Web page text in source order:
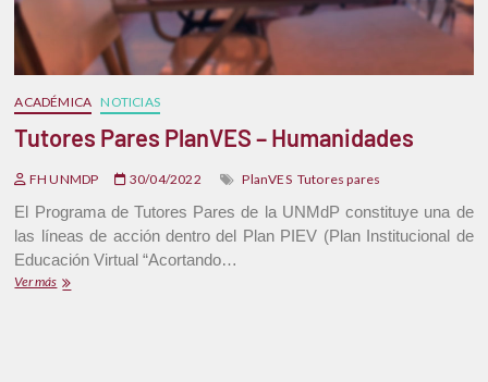
ACADÉMICA NOTICIAS
Tutores Pares PlanVES – Humanidades
FH UNMDP 30/04/2022 PlanVES Tutores pares
El Programa de Tutores Pares de la UNMdP constituye una de
las líneas de acción dentro del Plan PIEV (Plan Institucional de
Educación Virtual “Acortando…
Ver más